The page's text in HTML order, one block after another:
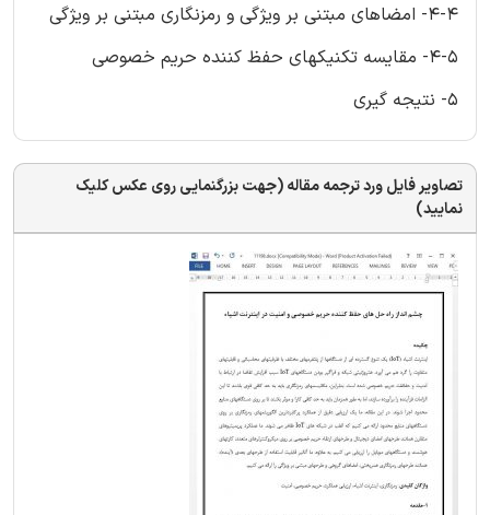
4-4- امضاهای مبتنی بر ویژگی و رمزنگاری مبتنی بر ویژگی
4-5- مقایسه تکنیکهای حفظ کننده حریم خصوصی
5- نتیجه گیری
تصاویر فایل ورد ترجمه مقاله (جهت بزرگنمایی روی عکس کلیک
نمایید)